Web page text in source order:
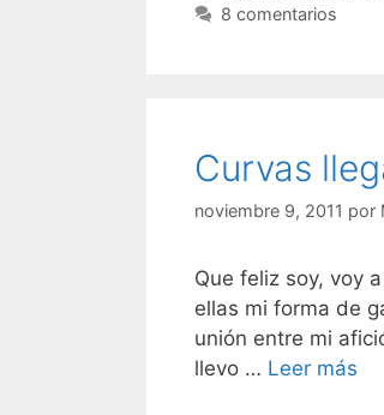
8 comentarios
Curvas
noviembre 9, 2011 por
Que feliz soy, voy
ellas mi forma de
unión entre mi
llevo … Leer más